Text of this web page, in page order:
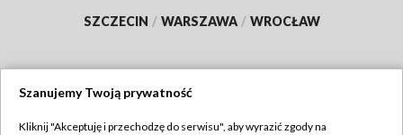
SZCZECIN / WARSZAWA / WROCŁAW
Szanujemy Twoją prywatność
Kliknij "Akceptuję i przechodzę do serwisu", aby wyrazić zgody na